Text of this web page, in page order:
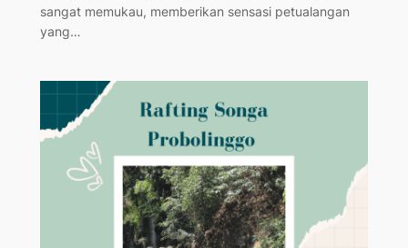
sangat memukau, memberikan sensasi petualangan
yang…